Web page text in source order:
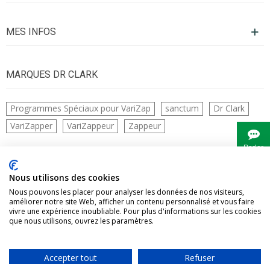
MES INFOS
MARQUES DR CLARK
Programmes Spéciaux pour VariZap sanctum
Dr Clark
VariZapper
VariZappeur Zappeur
CONTACTS
Parler
Vivre Naturellement tous droits réservés
Nous utilisons des cookies
Nous pouvons les placer pour analyser les données de nos visiteurs,
améliorer notre site Web, afficher un contenu personnalisé et vous faire
vivre une expérience inoubliable. Pour plus d'informations sur les cookies
que nous utilisons, ouvrez les paramètres.
Accepter tout Refuser